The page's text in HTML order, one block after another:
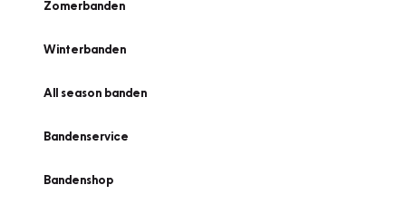
Zomerbanden
Winterbanden
All season banden
Bandenservice
Bandenshop